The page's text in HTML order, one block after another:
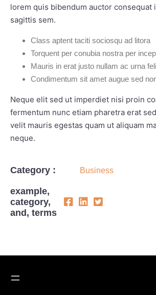
lorem quis bibendum auctor consequat
sagittis sem.
Class aptent taciti sociosqu ad litora
Torquent per conubia nostra per
Mauris in erat justo nullam ac urna
Condimentum sit amet augue sed
Neque elit sed ut imperdiet nisi proin
fermentum nunc etiam pharetra erat
velit mauris egestas quam ut aliquam
neque.
Category : Business
example,
category,
and, terms